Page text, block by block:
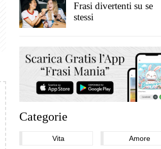
Frasi divertenti su se
stessi
Categorie
Vita Amore